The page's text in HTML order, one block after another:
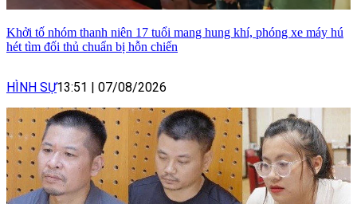
Khởi tố nhóm thanh niên 17 tuổi mang hung khí, phóng xe máy hú
hét tìm đối thủ chuẩn bị hỗn chiến
HÌNH SỰ13:51 07/08/2026